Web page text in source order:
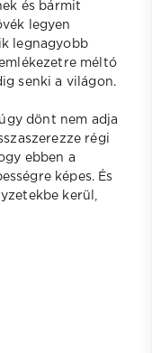
és bármit
legyen
legnagyobb
méltó
senki a világon.
dönt nem adja
régi
ebben a
képes. És
kerül,